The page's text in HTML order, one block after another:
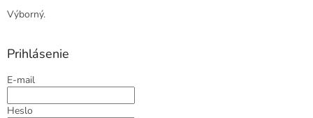
Výborný.
Prihlásenie
E-mail
Heslo